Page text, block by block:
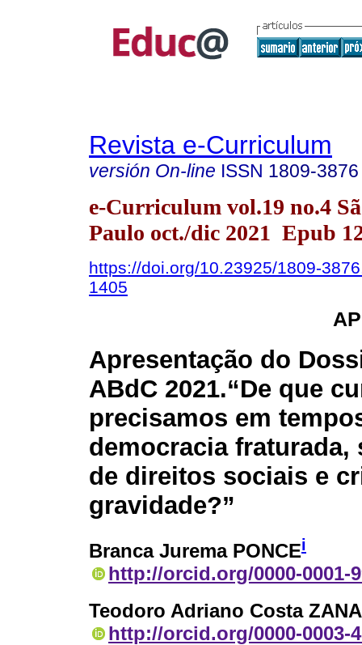
Revista e-Curriculum
versión On-line ISSN 1809-3876
e-Curriculum vol.19 no.4
Paulo oct./dic 2021 Epub
https://doi.org/10.23925/1809-
1405
Apresentação do
ABdC 2021.“De que
precisamos em
democracia fraturada,
de direitos sociais e
gravidade?”
Branca Jurema PONCEi
http://orcid.org/0000-0001-
Teodoro Adriano Costa
http://orcid.org/0000-0003-